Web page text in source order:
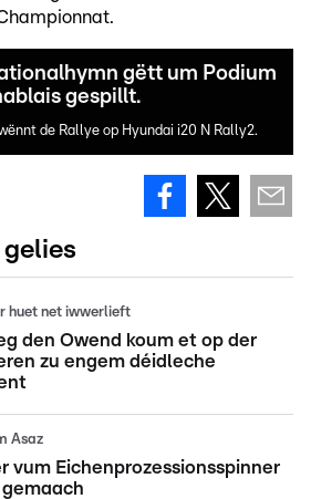
gëtt um Podium
gespillt.
de Rallye op Hyundai i20 N Rally2.
huet net iwwerlieft
den Owend koum et op der
zu engem déidleche
Asaz
vum Eichenprozessionsspinner